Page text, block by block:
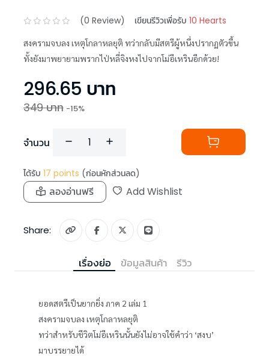
(0 Review) เขียนรีวิวเพื่อรับ 10 Hearts
สงครามจบลง เหตุโกลาหลยุติ ทว่ากลับมีสตรีผู้หนึ่งปรากฏตัวขึ้น
ทั้งยังมาพยายามพรากไป่หลี่จิงหงไปจากโม่อีเหรินอีกด้วย!
296.65 บาท
349บาท -15%
จำนวน
ได้รับ 17 points (ก่อนหักส่วนลด)
ลองอ่านฟรี Add Wishlist
Share:
เรื่องย่อ ข้อมูลสินค้า รีวิว
ยอดสตรีเป็นยากยิ่ง ภาค 2 เล่ม 1
สงครามจบลง เหตุโกลาหลยุติ
ทว่าสำหรับชีวิตโม่อีเหรินนั้นยังไม่อาจใช้คำว่า ‘สงบ’
มาบรรยายได้